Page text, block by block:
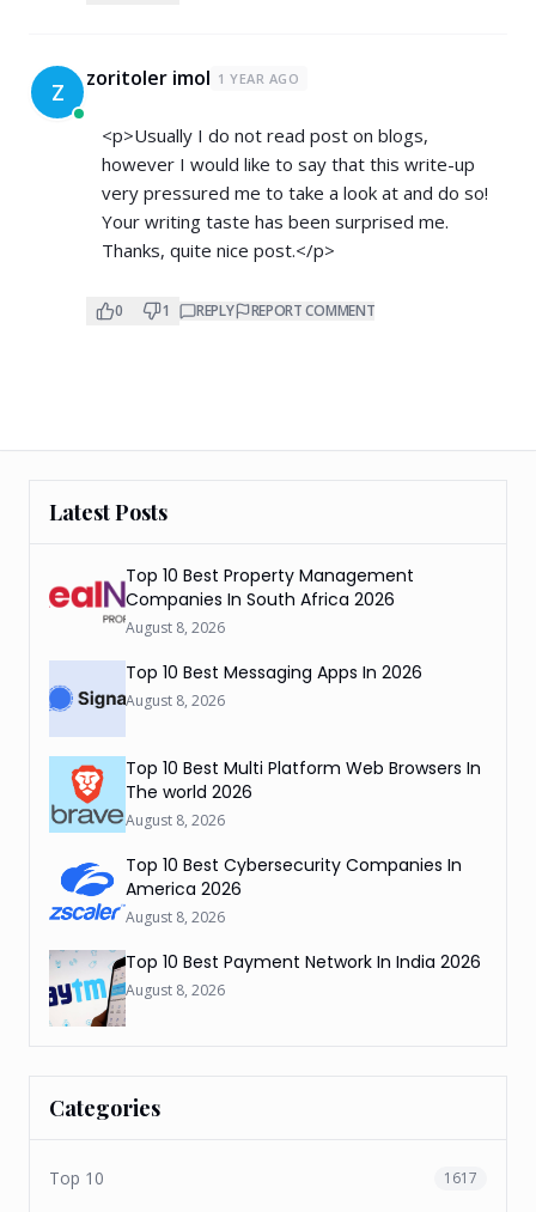
Z zoritoler imol 1 YEAR AGO
<p>Usually I do not read post on blogs,
however I would like to say that this write-up
very pressured me to take a look at and do so!
Your writing taste has been surprised me.
Thanks, quite nice post.</p>
0 1 REPLY REPORT COMMENT
Latest Posts
Top 10 Best Property Management
Companies In South Africa 2026
August 8, 2026
Top 10 Best Messaging Apps In 2026
August 8, 2026
Top 10 Best Multi Platform Web Browsers In
The world 2026
August 8, 2026
Top 10 Best Cybersecurity Companies In
America 2026
August 8, 2026
Top 10 Best Payment Network In India 2026
August 8, 2026
Categories
Top 10 1617